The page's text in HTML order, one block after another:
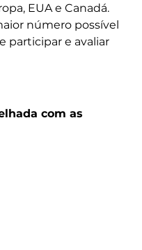
EUA e Canadá.
número possível
participar e avaliar
com as